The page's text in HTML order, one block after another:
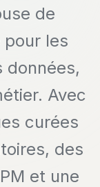
de
les
données,
Avec
curées
des
et une